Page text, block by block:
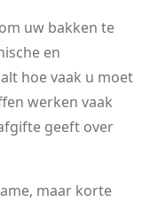
uw bakken te
en
hoe vaak u moet
werken vaak
geeft over
maar korte